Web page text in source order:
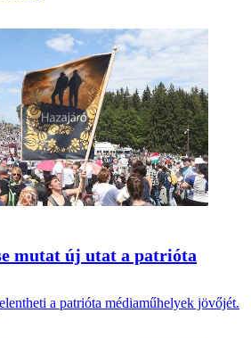
mutat új utat a patrióta
a patrióta médiaműhelyek jövőjét.